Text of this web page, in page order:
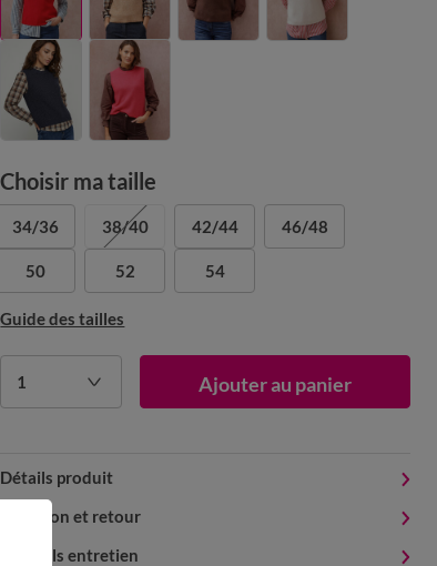
Choisir ma taille
34/36 38/40 42/44 46/48
50 52 54
Guide des tailles
1 Ajouter au panier
Détails produit
Livraison et retour
Conseils entretien